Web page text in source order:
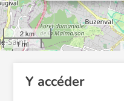
2 km
1 mi
Y accéder